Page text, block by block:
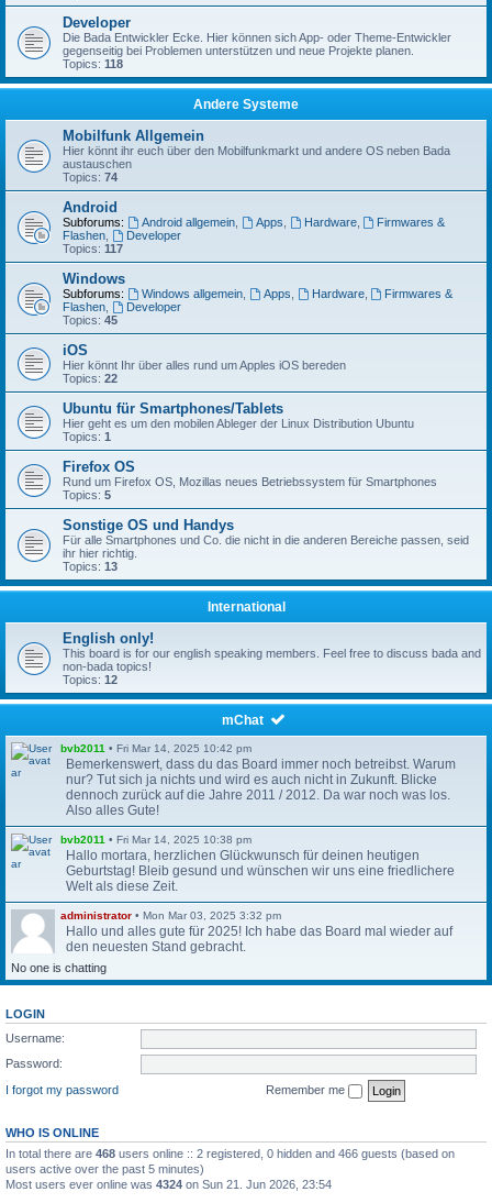
Developer
Die Bada Entwickler Ecke. Hier können sich App- oder Theme-Entwickler
gegenseitig bei Problemen unterstützen und neue Projekte planen.
Topics: 118
Andere Systeme
Mobilfunk Allgemein
Hier könnt ihr euch über den Mobilfunkmarkt und andere OS neben Bada
austauschen
Topics: 74
Android
Subforums: Android allgemein, Apps Hardware,
Firmwares &
Flashen
Developer
Topics: 117
Windows
Subforums: Windows allgemein, Apps Hardware,
Firmwares &
Flashen
Developer
Topics: 45
iOS
Hier könnt Ihr über alles rund um Apples iOS bereden
Topics: 22
Ubuntu für Smartphones/Tablets
Hier geht es um den mobilen Ableger der Linux Distribution Ubuntu
Topics: 1
Firefox OS
Rund um Firefox OS, Mozillas neues Betriebssystem für Smartphones
Topics: 5
Sonstige OS und Handys
Für alle Smartphones und Co. die nicht in die anderen Bereiche passen, seid
ihr hier richtig.
Topics: 13
International
English only!
This board is for our english speaking members. Feel free to discuss bada and
non-bada topics!
Topics: 12
mChat
bvb2011 • Fri Mar 14, 2025 10:42 pm
Bemerkenswert, dass du das Board immer noch betreibst. Warum
nur? Tut sich ja nichts und wird es auch nicht in Zukunft. Blicke
dennoch zurück auf die Jahre 2011 / 2012. Da war noch was los.
Also alles Gute!
bvb2011 • Fri Mar 14, 2025 10:38 pm
Hallo mortara, herzlichen Glückwunsch für deinen heutigen
Geburtstag! Bleib gesund und wünschen wir uns eine friedlichere
Welt als diese Zeit.
administrator • Mon Mar 03, 2025 3:32 pm
Hallo und alles gute für 2025! Ich habe das Board mal wieder auf
den neuesten Stand gebracht.
bvb2011•
bvb2011•Tue Dec 26, 2023 10:38 pm
Erstaunlich, dass du das Forum auf deinem Server noch aufrecht
erhälst. Waren schöne Zeiten hier. Kaum zu glauben, vor 10-12
Jahren war ja noch richtig viel los hier.
Das Wiki ist wieder erreichbar unter
Gunter33• Wed May 05, 2021 7:41 pm
Nochmal hier, kein Plan ob das mit den “Private messages“
No one is chatting
LOGIN
Username:
Password:
I forgot my password
Remember me
WHO IS ONLINE
In total there are 468 users online :: 2 registered, 0 hidden and 466 guests (based on
users active over the past 5 minutes)
Most users ever online was 4324 on Sun 21. Jun 2026, 23:54